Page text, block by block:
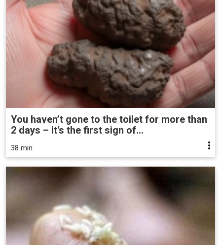
You haven’t gone to the toilet for more than
2 days – it's the first sign of...
38 min